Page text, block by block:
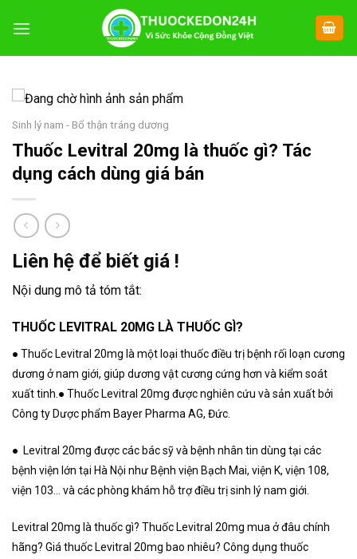
đến
Sinh lý nam - Bổ thận tráng dương
Thuốc Levitral 20mg là thuốc gì? Tác
dụng cách dùng giá bán
Liên hệ để biết giá !
Nội dung mô tả tóm tắt:
THUỐC LEVITRAL 20MG LÀ THUỐC GÌ?
● Thuốc Levitral 20mg là một loại thuốc điều trị bệnh rối loạn cương
dương ở nam giới, giúp dương vật cương cứng hơn và kiểm soát
xuất tinh.● Thuốc Levitral 20mg được nghiên cứu và sản xuất bởi
Công ty Dược phẩm Bayer Pharma AG, Đức.
● Levitral 20mg được các bác sỹ và bệnh nhân tin dùng tại các
bệnh viện lớn tại Hà Nội như Bệnh viện Bạch Mai, viện K, viện 108,
viện 103… và các phòng khám hỗ trợ điều trị sinh lý nam giới.
Levitral 20mg là thuốc gì? Thuốc Levitral 20mg mua ở đâu chính
hãng? Giá thuốc Levitral 20mg bao nhiêu? Công dụng thuốc